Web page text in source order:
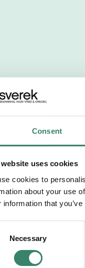
Consent
uses cookies
cookies to
about your use
information that
Necessary
tagits bort
så